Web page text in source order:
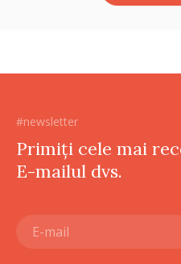
#newsletter
Primiți cele mai
E-mailul dvs.